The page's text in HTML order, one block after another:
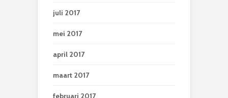
juli 2017
mei 2017
april 2017
maart 2017
februari 2017